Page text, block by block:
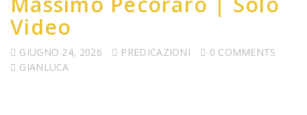
Video
GIUGNO 24, 2026 PREDICAZIONI
0 COMMENTS
GIANLUCA